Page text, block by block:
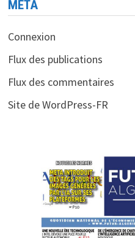
MÉTA
Connexion
Flux des publications
Flux des commentaires
Site de WordPress-FR